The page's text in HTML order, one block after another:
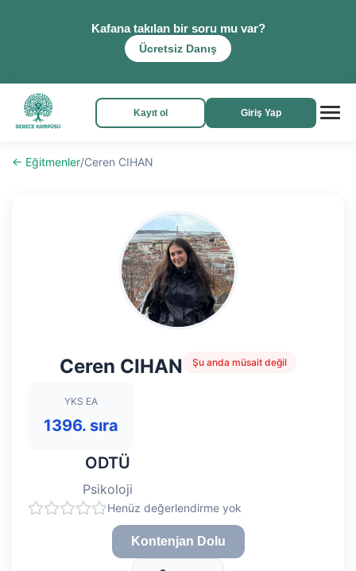
Kafana takılan bir soru mu var?
Ücretsiz Danış
Kayıt ol Giriş Yap
← Eğitmenler/Ceren CIHAN
Ceren CIHAN Şu anda müsait değil
YKS EA
1396. sıra
ODTÜ
Psikoloji
Henüz değerlendirme yok
Kontenjan Dolu